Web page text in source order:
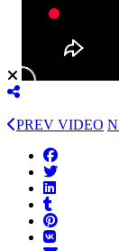
PREV VIDEO